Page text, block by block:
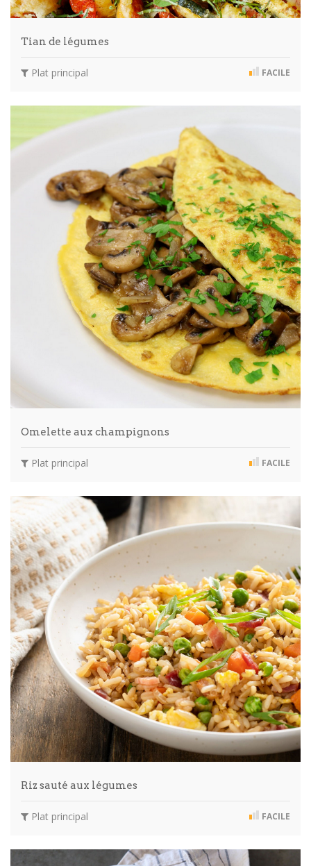
Tian de légumes
Plat principal FACILE
Omelette aux champignons
Plat principal FACILE
Riz sauté aux légumes
Plat principal FACILE